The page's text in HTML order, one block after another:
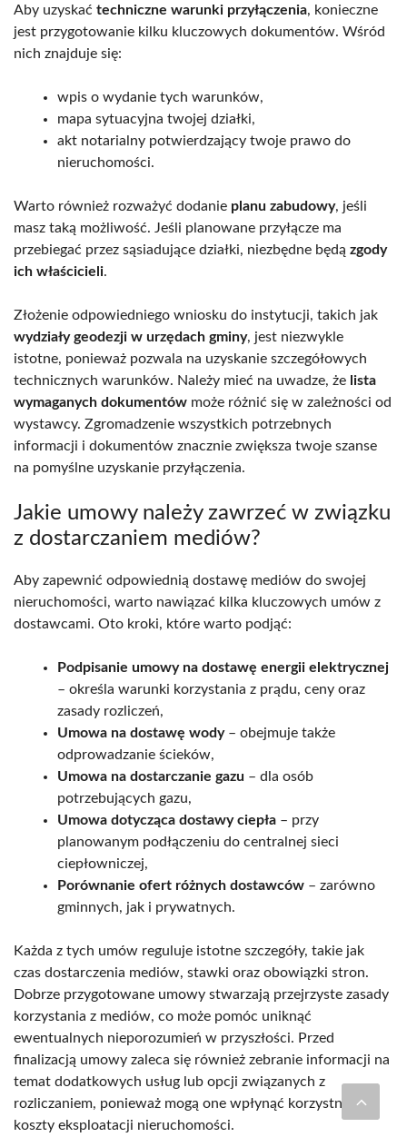
Aby uzyskać techniczne warunki przyłączenia, konieczne
jest przygotowanie kilku kluczowych dokumentów. Wśród
nich znajduje się:
wpis o wydanie tych warunków,
mapa sytuacyjna twojej działki,
akt notarialny potwierdzający twoje prawo do
nieruchomości.
Warto również rozważyć dodanie planu zabudowy, jeśli
masz taką możliwość. Jeśli planowane przyłącze ma
przebiegać przez sąsiadujące działki, niezbędne będą zgody
ich właścicieli.
Złożenie odpowiedniego wniosku do instytucji, takich jak
wydziały geodezji w urzędach gminy, jest niezwykle
istotne, ponieważ pozwala na uzyskanie szczegółowych
technicznych warunków. Należy mieć na uwadze, że lista
wymaganych dokumentów może różnić się w zależności od
wystawcy. Zgromadzenie wszystkich potrzebnych
informacji i dokumentów znacznie zwiększa twoje szanse
na pomyślne uzyskanie przyłączenia.
Jakie umowy należy zawrzeć w związku
z dostarczaniem mediów?
Aby zapewnić odpowiednią dostawę mediów do swojej
nieruchomości, warto nawiązać kilka kluczowych umów z
dostawcami. Oto kroki, które warto podjąć:
Podpisanie umowy na dostawę energii elektrycznej
– określa warunki korzystania z prądu, ceny oraz
zasady rozliczeń,
Umowa na dostawę wody– obejmuje także
odprowadzanie ścieków,
Umowa na dostarczanie gazu – dla osób
potrzebujących gazu,
Umowa dotycząca dostawy ciepła – przy
planowanym podłączeniu do centralnej sieci
ciepłowniczej,
Porównanie ofert różnych dostawców – zarówno
gminnych, jak i prywatnych.
Każda z tych umów reguluje istotne szczegóły, takie jak
czas dostarczenia mediów, stawki oraz obowiązki stron.
Dobrze przygotowane umowy stwarzają przejrzyste zasady
korzystania z mediów, co może pomóc uniknąć
ewentualnych nieporozumień w przyszłości. Przed
finalizacją umowy zaleca się również zebranie informacji na
temat dodatkowych usług lub opcji związanych z
rozliczaniem, ponieważ mogą one wpłynąć korzystnie na
koszty eksploatacji nieruchomości.